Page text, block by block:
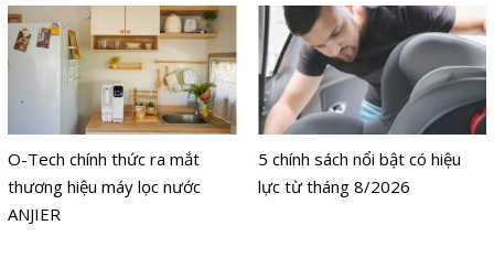
O-Tech chính thức ra mắt
thương hiệu máy lọc nước
ANJIER
5 chính sách nổi bật có hiệu
lực từ tháng 8/2026